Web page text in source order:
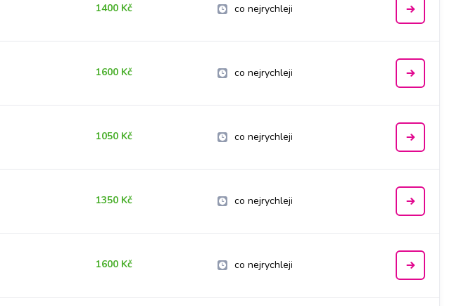
1400 Kč co nejrychleji
1600 Kč co nejrychleji
1050 Kč co nejrychleji
1350 Kč co nejrychleji
1600 Kč co nejrychleji